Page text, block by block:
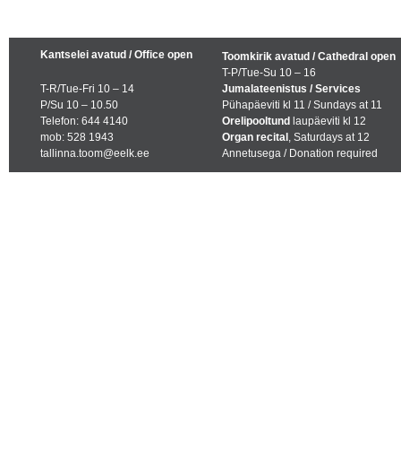
Kantselei avatud / Office open
T-R/Tue-Fri 10 – 14
P/Su 10 – 10.50
Telefon: 644 4140
mob: 528 1943
tallinna.toom@eelk.ee
Toomkirik avatud / Cathedral open
T-P/Tue-Su 10 – 16
Jumalateenistus / Services
Pühapäeviti kl 11 / Sundays at 11
Orelipooltund laupäeviti kl 12
Organ recital , Saturdays at 12
Annetusega / Donation required